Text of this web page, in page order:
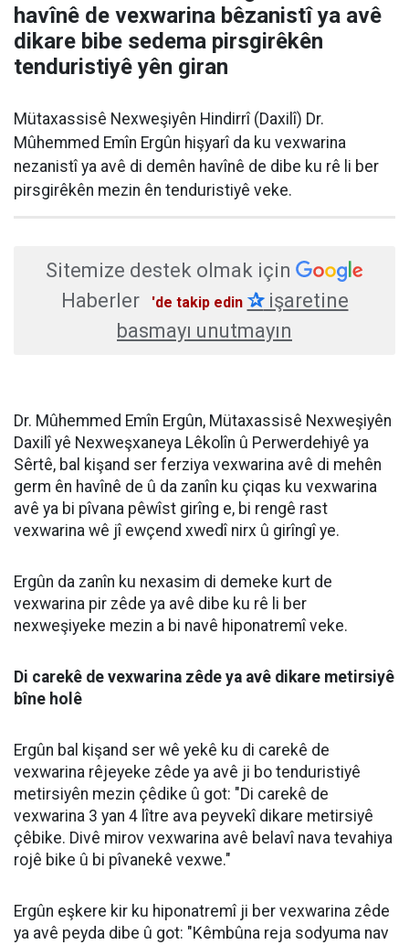
havînê de vexwarina bêzanistî ya avê
dikare bibe sedema pirsgirêkên
tenduristiyê yên giran
Mütaxassisê Nexweşiyên Hindirrî (Daxilî) Dr.
Mûhemmed Emîn Ergûn hişyarî da ku vexwarina
nezanistî ya avê di demên havînê de dibe ku rê li ber
pirsgirêkên mezin ên tenduristiyê veke.
Sitemize destek olmak için
Haberler
'de takip edin ✰işaretine
basmayı unutmayın
Dr. Mûhemmed Emîn Ergûn, Mütaxassisê Nexweşiyên
Daxilî yê Nexweşxaneya Lêkolîn û Perwerdehiyê ya
Sêrtê, bal kişand ser ferziya vexwarina avê di mehên
germ ên havînê de û da zanîn ku çiqas ku vexwarina
avê ya bi pîvana pêwîst girîng e, bi rengê rast
vexwarina wê jî ewçend xwedî nirx û girîngî ye.
Ergûn da zanîn ku nexasim di demeke kurt de
vexwarina pir zêde ya avê dibe ku rê li ber
nexweşiyeke mezin a bi navê hiponatremî veke.
Di carekê de vexwarina zêde ya avê dikare metirsiyê
bîne holê
Ergûn bal kişand ser wê yekê ku di carekê de
vexwarina rêjeyeke zêde ya avê ji bo tenduristiyê
metirsiyên mezin çêdike û got: "Di carekê de
vexwarina 3 yan 4 lître ava peyvekî dikare metirsiyê
çêbike. Divê mirov vexwarina avê belavî nava tevahiya
rojê bike û bi pîvanekê vexwe."
Ergûn eşkere kir ku hiponatremî ji ber vexwarina zêde
ya avê peyda dibe û got: "Kêmbûna reja sodyuma nav